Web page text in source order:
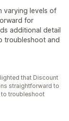
varying levels of
for
additional detail
troubleshoot and
that Discount
straightforward to
to troubleshoot